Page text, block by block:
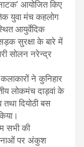
आयोजित किए
युवा मंच कहलोग
आयुर्वेदिक
सुरक्षा के बारे में
सोलन नरेन्द्र
ने कुनिहार
लोकमंच दाड़वां के
दियोठी बस
सभी की
पर अंकुश